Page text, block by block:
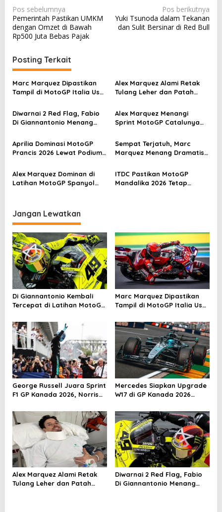
N
a
v
g
a
s
p
s
Pos sebelumnya
Pemerintah Pastikan UMKM
dengan Omzet di Bawah
Rp500 Juta Bebas Pajak
Pos berikutnya
Yuki Tsunoda dalam Tekanan
dan Sulit Bersinar di Red Bull
Posting Terkait
Marc Marquez Dipastikan
Tampil di MotoGP Italia Usai
Alex Marquez Alami Retak
Tulang Leher dan Patah
di MotoGP Catalunya
Diwarnai 2 Red Flag, Fabio
Di Giannantonio Menang
Catalunya 2026
Alex Marquez Menangi
Sprint MotoGP Catalunya
Detik
Aprilia Dominasi MotoGP
Prancis 2026 Lewat Podium
Sempat Terjatuh, Marc
Marquez Menang Dramatis
2026
Alex Marquez Dominan di
Latihan MotoGP Spanyol
ITDC Pastikan MotoGP
Mandalika 2026 Tetap
Jangan Lewatkan
Di Giannantonio Kembali
Tercepat di Latihan MotoGP
Marc Marquez Dipastikan
Tampil di MotoGP Italia Usai
George Russell Juara Sprint
F1 GP Kanada 2026, Norris
Podium
Mercedes Siapkan Upgrade
W17 di GP Kanada 2026
McLaren
Alex Marquez Alami Retak
Tulang Leher dan Patah
Diwarnai 2 Red Flag, Fabio
Di Giannantonio Menang